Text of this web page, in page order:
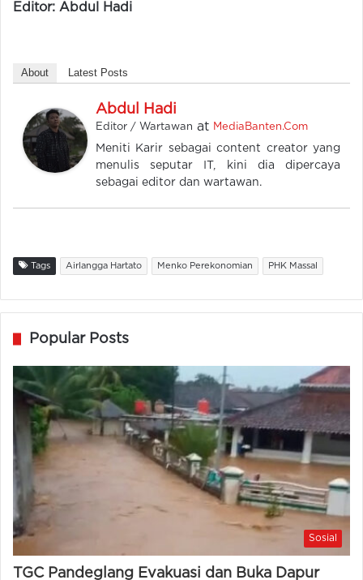
Editor: Abdul Hadi
About Latest Posts
Abdul Hadi
Editor / Wartawan at MediaBanten.Com
Meniti Karir sebagai content creator yang
menulis seputar IT, kini dia dipercaya
sebagai editor dan wartawan.
Tags Airlangga Hartato Menko Perekonomian PHK Massal
Popular Posts
Sosial
TGC Pandeglang Evakuasi dan Buka Dapur